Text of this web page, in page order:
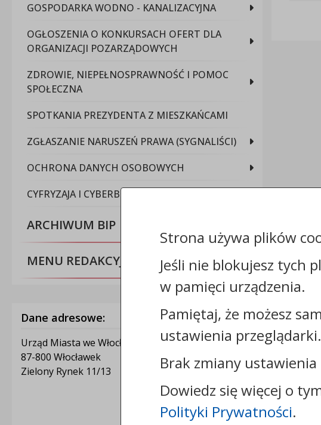
GOSPODARKA WODNO - KANALIZACYJNA
OGŁOSZENIA O KONKURSACH OFERT DLA
ORGANIZACJI POZARZĄDOWYCH
ZDROWIE, NIEPEŁNOSPRAWNOŚĆ I POMOC
SPOŁECZNA
SPOTKANIA PREZYDENTA Z MIESZKAŃCAMI
ZGŁASZANIE NARUSZEŃ PRAWA (SYGNALIŚCI)
OCHRONA DANYCH OSOBOWYCH
CYFRYZAJA I CYBERBEZPIECZEŃSTWO
ARCHIWUM BIP
MENU REDAKCYJNE
Dane adresowe:
Urząd Miasta we Włocławku
87-800 Włocławek
Zielony Rynek 11/13
tel.:
faks:
e-mail:
skrytka
/
strona
Strona używa plików
Jeśli nie blokujesz tych
w pamięci urządzenia.
Pamiętaj, że możesz
ustawienia przeglądarki.
Brak zmiany
Dowiedz się więcej o
Polityki Prywatności.